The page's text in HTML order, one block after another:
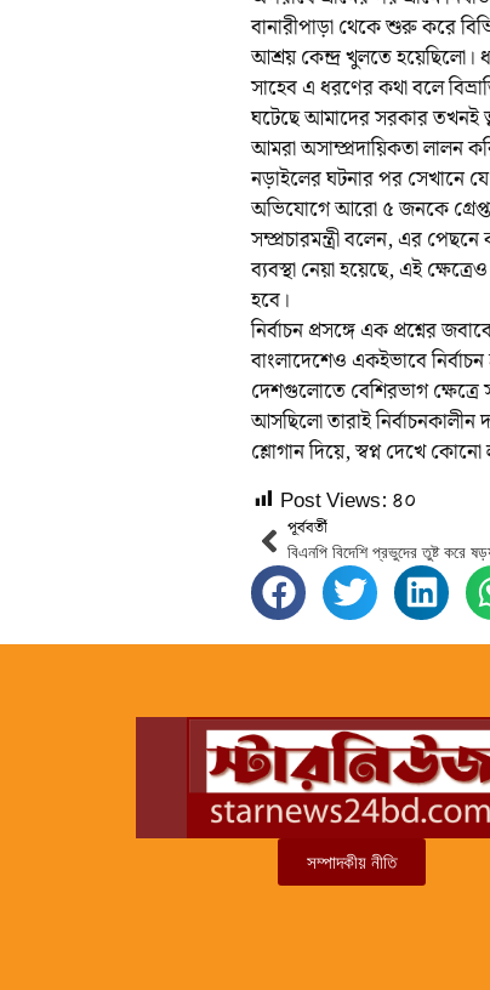
বানারীপাড়া থেকে শুরু করে
আশ্রয় কেন্দ্র খুলতে হয়েছিলো।
সাহেব এ ধরণের কথা বলে
ঘটেছে আমাদের সরকার তখনই
আমরা অসাম্প্রদায়িকতা লালন
নড়াইলের ঘটনার পর সেখানে
অভিযোগে আরো ৫ জনকে
সম্প্রচারমন্ত্রী বলেন, এর
ব্যবস্থা নেয়া হয়েছে, এই
হবে।
নির্বাচন প্রসঙ্গে এক প্রশ্নের
বাংলাদেশেও একইভাবে
দেশগুলোতে বেশিরভাগ ক্ষেত্রে
আসছিলো তারাই
শ্লোগান দিয়ে, স্বপ্ন দেখে কোনো
Post Views: ৪০
পূর্ববর্তী
সম্পাদকীয় নীতি